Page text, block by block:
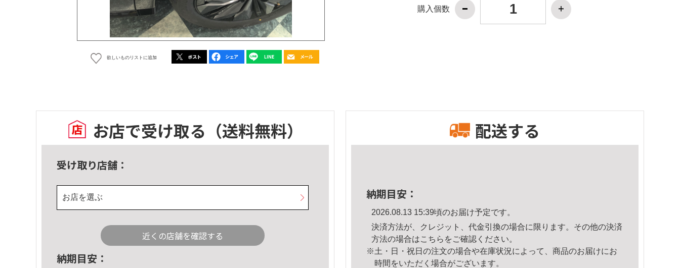
欲しいものリストに追加
購入個数
お店で受け取る （送料無料）
受け取り店舗：
お店を選ぶ
近くの店舗を確認する
納期目安：
配送する
納期目安：
2026.08.13 15:39頃のお届け予定です。
決済方法が、クレジット、代金引換の場合に限ります。その他の決済
方法の場合はこちら をご確認ください。
※土・日・祝日の注文の場合や在庫状況によって、商品のお届けにお
時間をいただく場合がございます。